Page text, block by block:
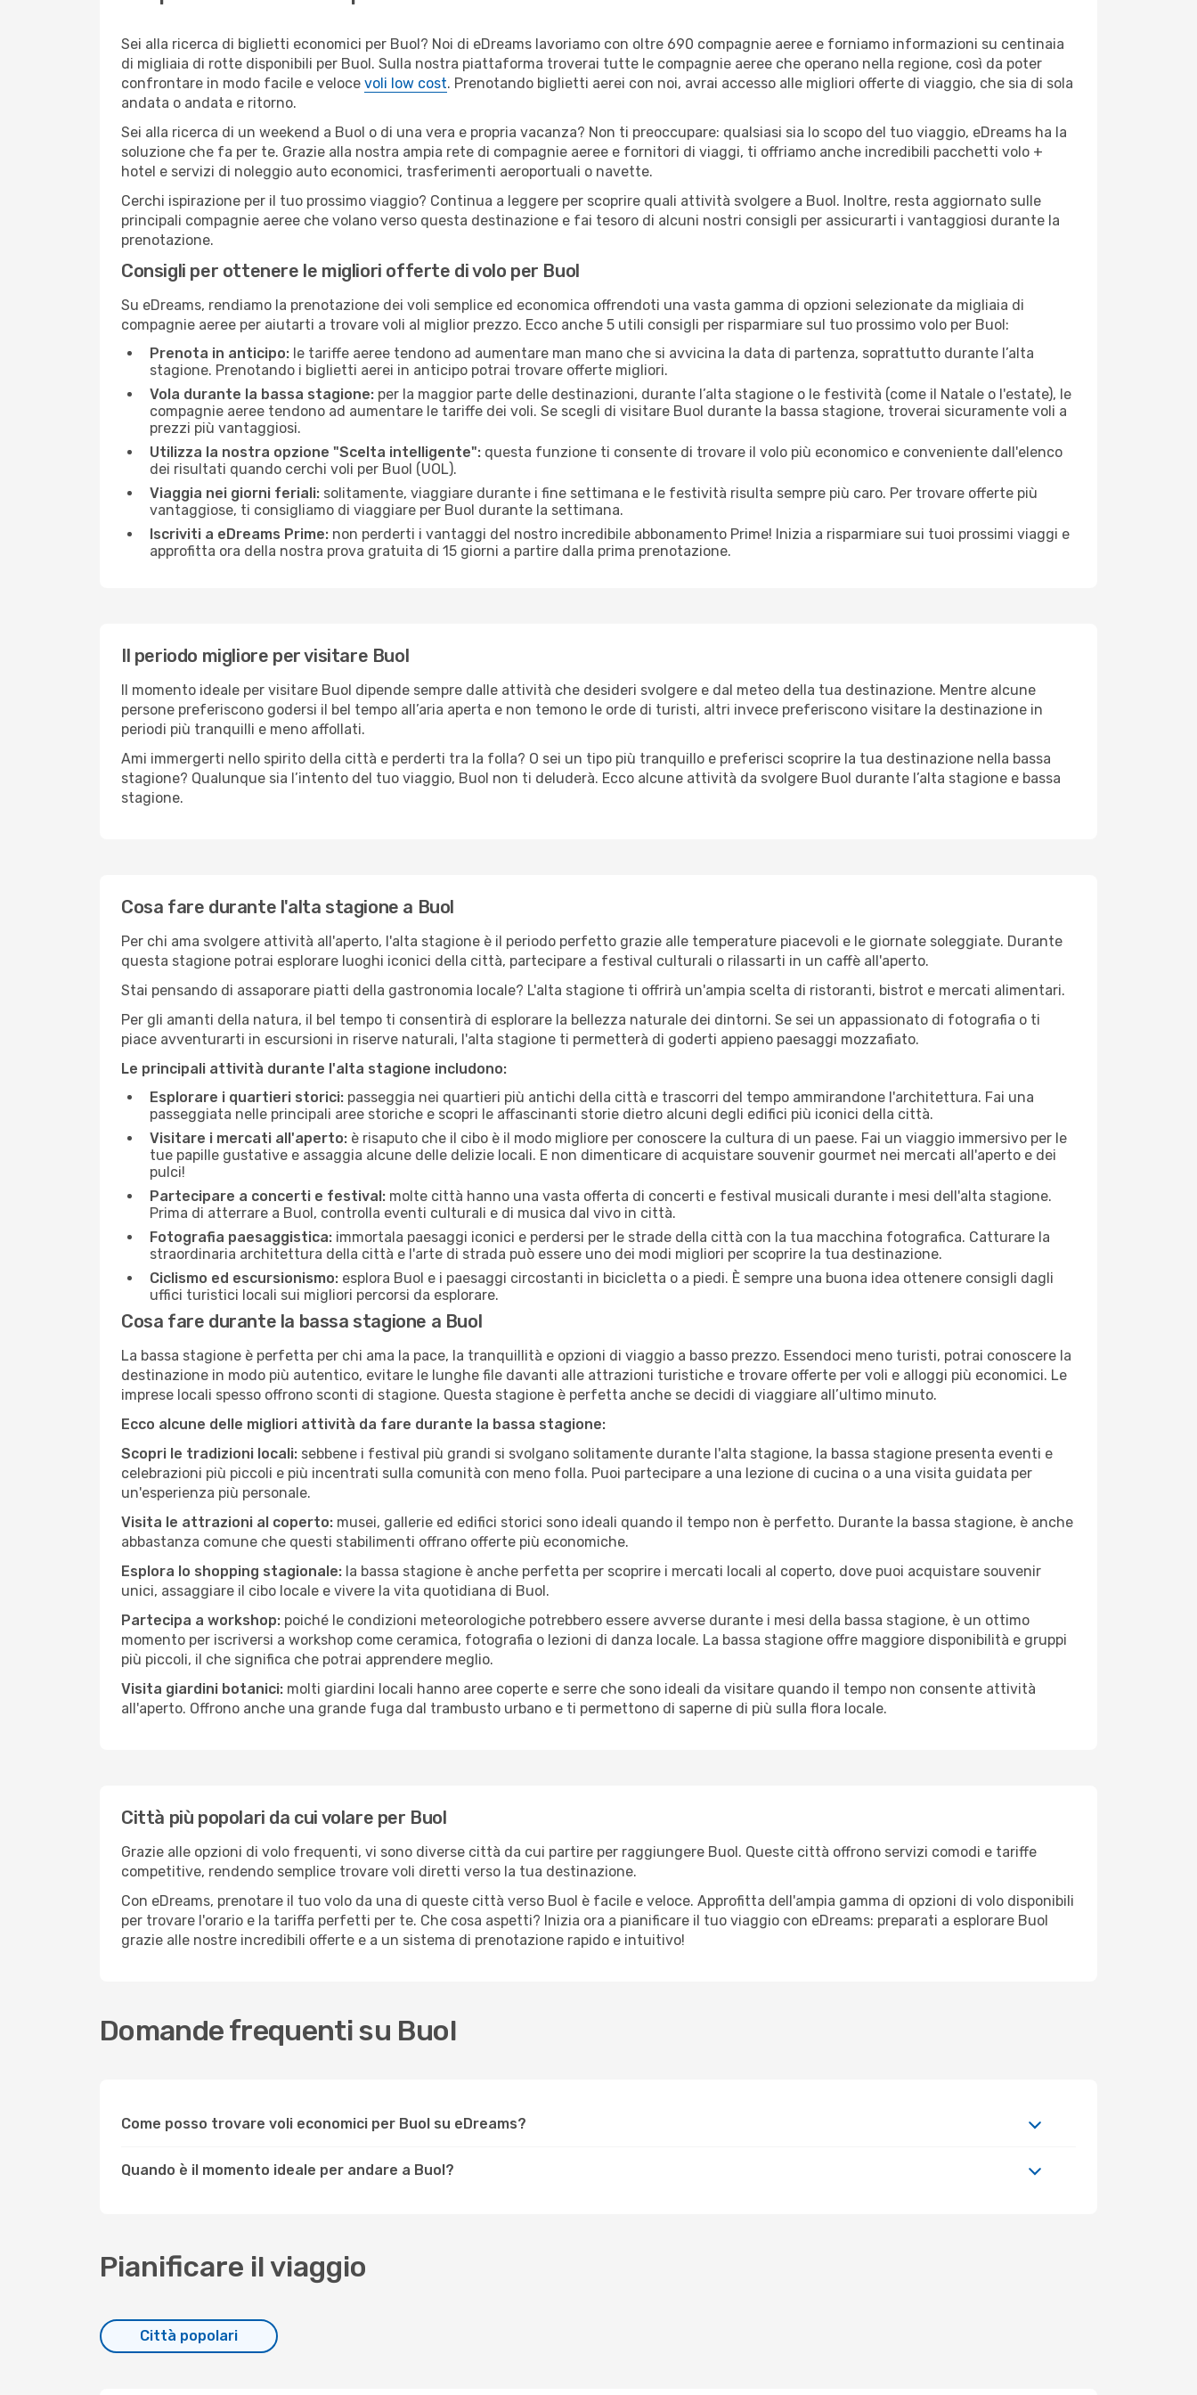
Sei alla ricerca di biglietti economici per Buol? Noi di eDreams lavoriamo con oltre 690 compagnie aeree e forniamo informazioni su centinaia
di migliaia di rotte disponibili per Buol. Sulla nostra piattaforma troverai tutte le compagnie aeree che operano nella regione, così da poter
confrontare in modo facile e veloce voli low cost. Prenotando biglietti aerei con noi, avrai accesso alle migliori offerte di viaggio, che sia di sola
andata o andata e ritorno.
Sei alla ricerca di un weekend a Buol o di una vera e propria vacanza? Non ti preoccupare: qualsiasi sia lo scopo del tuo viaggio, eDreams ha la
soluzione che fa per te. Grazie alla nostra ampia rete di compagnie aeree e fornitori di viaggi, ti offriamo anche incredibili pacchetti volo +
hotel e servizi di noleggio auto economici, trasferimenti aeroportuali o navette.
Cerchi ispirazione per il tuo prossimo viaggio? Continua a leggere per scoprire quali attività svolgere a Buol. Inoltre, resta aggiornato sulle
principali compagnie aeree che volano verso questa destinazione e fai tesoro di alcuni nostri consigli per assicurarti i vantaggiosi durante la
prenotazione.
Consigli per ottenere le migliori offerte di volo per Buol
Su eDreams, rendiamo la prenotazione dei voli semplice ed economica offrendoti una vasta gamma di opzioni selezionate da migliaia di
compagnie aeree per aiutarti a trovare voli al miglior prezzo. Ecco anche 5 utili consigli per risparmiare sul tuo prossimo volo per Buol:
Prenota in anticipo: le tariffe aeree tendono ad aumentare man mano che si avvicina la data di partenza, soprattutto durante l’alta
stagione. Prenotando i biglietti aerei in anticipo potrai trovare offerte migliori.
Vola durante la bassa stagione: per la maggior parte delle destinazioni, durante l’alta stagione o le festività (come il Natale o l'estate), le
compagnie aeree tendono ad aumentare le tariffe dei voli. Se scegli di visitare Buol durante la bassa stagione, troverai sicuramente voli a
prezzi più vantaggiosi.
Utilizza la nostra opzione "Scelta intelligente": questa funzione ti consente di trovare il volo più economico e conveniente dall'elenco
dei risultati quando cerchi voli per Buol (UOL).
Viaggia nei giorni feriali: solitamente, viaggiare durante i fine settimana e le festività risulta sempre più caro. Per trovare offerte più
vantaggiose, ti consigliamo di viaggiare per Buol durante la settimana.
Iscriviti a eDreams Prime: non perderti i vantaggi del nostro incredibile abbonamento Prime! Inizia a risparmiare sui tuoi prossimi viaggi e
approfitta ora della nostra prova gratuita di 15 giorni a partire dalla prima prenotazione.
Il periodo migliore per visitare Buol
Il momento ideale per visitare Buol dipende sempre dalle attività che desideri svolgere e dal meteo della tua destinazione. Mentre alcune
persone preferiscono godersi il bel tempo all’aria aperta e non temono le orde di turisti, altri invece preferiscono visitare la destinazione in
periodi più tranquilli e meno affollati.
Ami immergerti nello spirito della città e perderti tra la folla? O sei un tipo più tranquillo e preferisci scoprire la tua destinazione nella bassa
stagione? Qualunque sia l’intento del tuo viaggio, Buol non ti deluderà. Ecco alcune attività da svolgere Buol durante l’alta stagione e bassa
stagione.
Cosa fare durante l'alta stagione a Buol
Per chi ama svolgere attività all'aperto, l'alta stagione è il periodo perfetto grazie alle temperature piacevoli e le giornate soleggiate. Durante
questa stagione potrai esplorare luoghi iconici della città, partecipare a festival culturali o rilassarti in un caffè all'aperto.
Stai pensando di assaporare piatti della gastronomia locale? L'alta stagione ti offrirà un'ampia scelta di ristoranti, bistrot e mercati alimentari.
Per gli amanti della natura, il bel tempo ti consentirà di esplorare la bellezza naturale dei dintorni. Se sei un appassionato di fotografia o ti
piace avventurarti in escursioni in riserve naturali, l'alta stagione ti permetterà di goderti appieno paesaggi mozzafiato.
Le principali attività durante l'alta stagione includono:
Esplorare i quartieri storici: passeggia nei quartieri più antichi della città e trascorri del tempo ammirandone l'architettura. Fai una
passeggiata nelle principali aree storiche e scopri le affascinanti storie dietro alcuni degli edifici più iconici della città.
Visitare i mercati all'aperto: è risaputo che il cibo è il modo migliore per conoscere la cultura di un paese. Fai un viaggio immersivo per le
tue papille gustative e assaggia alcune delle delizie locali. E non dimenticare di acquistare souvenir gourmet nei mercati all'aperto e dei
pulci!
Partecipare a concerti e festival: molte città hanno una vasta offerta di concerti e festival musicali durante i mesi dell'alta stagione.
Prima di atterrare a Buol, controlla eventi culturali e di musica dal vivo in città.
Fotografia paesaggistica: immortala paesaggi iconici e perdersi per le strade della città con la tua macchina fotografica. Catturare la
straordinaria architettura della città e l'arte di strada può essere uno dei modi migliori per scoprire la tua destinazione.
Ciclismo ed escursionismo: esplora Buol e i paesaggi circostanti in bicicletta o a piedi. È sempre una buona idea ottenere consigli dagli
uffici turistici locali sui migliori percorsi da esplorare.
Cosa fare durante la bassa stagione a Buol
La bassa stagione è perfetta per chi ama la pace, la tranquillità e opzioni di viaggio a basso prezzo. Essendoci meno turisti, potrai conoscere la
destinazione in modo più autentico, evitare le lunghe file davanti alle attrazioni turistiche e trovare offerte per voli e alloggi più economici. Le
imprese locali spesso offrono sconti di stagione. Questa stagione è perfetta anche se decidi di viaggiare all’ultimo minuto.
Ecco alcune delle migliori attività da fare durante la bassa stagione:
Scopri le tradizioni locali: sebbene i festival più grandi si svolgano solitamente durante l'alta stagione, la bassa stagione presenta eventi e
celebrazioni più piccoli e più incentrati sulla comunità con meno folla. Puoi partecipare a una lezione di cucina o a una visita guidata per
un'esperienza più personale.
Visita le attrazioni al coperto: musei, gallerie ed edifici storici sono ideali quando il tempo non è perfetto. Durante la bassa stagione, è anche
abbastanza comune che questi stabilimenti offrano offerte più economiche.
Esplora lo shopping stagionale: la bassa stagione è anche perfetta per scoprire i mercati locali al coperto, dove puoi acquistare souvenir
unici, assaggiare il cibo locale e vivere la vita quotidiana di Buol.
Partecipa a workshop: poiché le condizioni meteorologiche potrebbero essere avverse durante i mesi della bassa stagione, è un ottimo
momento per iscriversi a workshop come ceramica, fotografia o lezioni di danza locale. La bassa stagione offre maggiore disponibilità e gruppi
più piccoli, il che significa che potrai apprendere meglio.
Visita giardini botanici: molti giardini locali hanno aree coperte e serre che sono ideali da visitare quando il tempo non consente attività
all'aperto. Offrono anche una grande fuga dal trambusto urbano e ti permettono di saperne di più sulla flora locale.
Città più popolari da cui volare per Buol
Grazie alle opzioni di volo frequenti, vi sono diverse città da cui partire per raggiungere Buol. Queste città offrono servizi comodi e tariffe
competitive, rendendo semplice trovare voli diretti verso la tua destinazione.
Con eDreams, prenotare il tuo volo da una di queste città verso Buol è facile e veloce. Approfitta dell'ampia gamma di opzioni di volo disponibili
per trovare l'orario e la tariffa perfetti per te. Che cosa aspetti? Inizia ora a pianificare il tuo viaggio con eDreams: preparati a esplorare Buol
grazie alle nostre incredibili offerte e a un sistema di prenotazione rapido e intuitivo!
Domande frequenti su Buol
Come posso trovare voli economici per Buol su eDreams?
Quando è il momento ideale per andare a Buol?
Pianificare il viaggio
Città popolari